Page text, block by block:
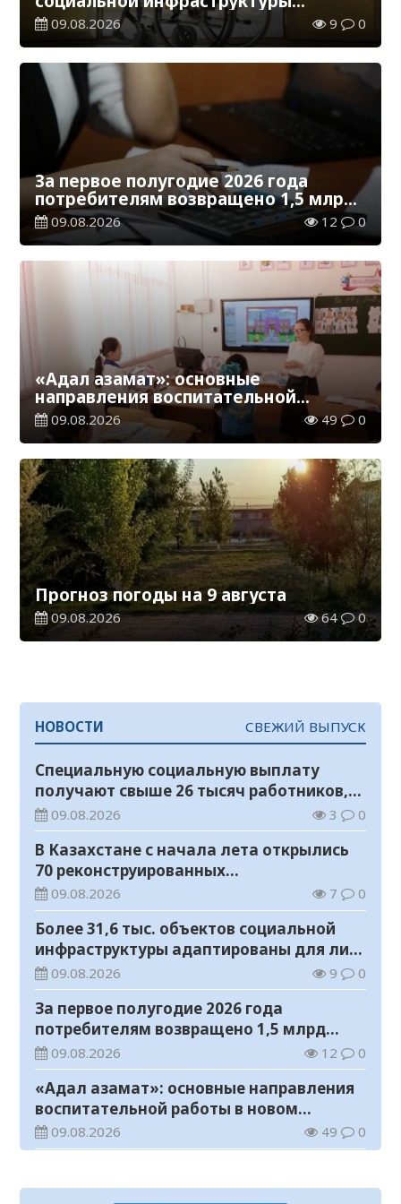
адаптированы для лиц с
инвалидностью
09.08.2026 9 0
За первое полугодие 2026 года
потребителям возвращено 1,5 млрд
тенге
09.08.2026 12 0
«Адал азамат»: основные
направления воспитательной
работы в новом учебном году
09.08.2026 49 0
Прогноз погоды на 9 августа
09.08.2026 64 0
НОВОСТИ СВЕЖИЙ ВЫПУСК
Специальную социальную выплату
получают свыше 26 тысяч работников,
занятых во вредных условиях труда
09.08.2026 3 0
В Казахстане с начала лета открылись
70 реконструированных
железнодорожных вокзалов
09.08.2026 7 0
Более 31,6 тыс. объектов социальной
инфраструктуры адаптированы для лиц
с инвалидностью
09.08.2026 9 0
За первое полугодие 2026 года
потребителям возвращено 1,5 млрд
тенге
09.08.2026 12 0
«Адал азамат»: основные направления
воспитательной работы в новом
учебном году
09.08.2026 49 0
09.08.2026 64 0